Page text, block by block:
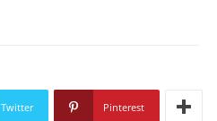
Twitter Pinterest